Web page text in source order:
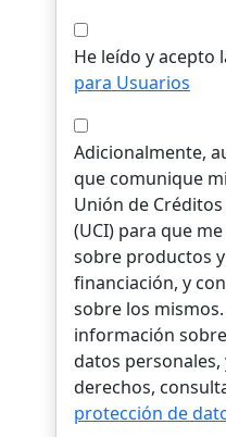
He leído y acepto
para Usuarios
Adicionalmente,
que comunique
Unión de
(UCI) para que
sobre productos
financiación, y
sobre los
información
datos
derechos,
protección de